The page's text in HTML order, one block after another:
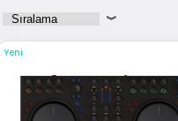
Müzik Üssü,
sahiptir.
Yeni